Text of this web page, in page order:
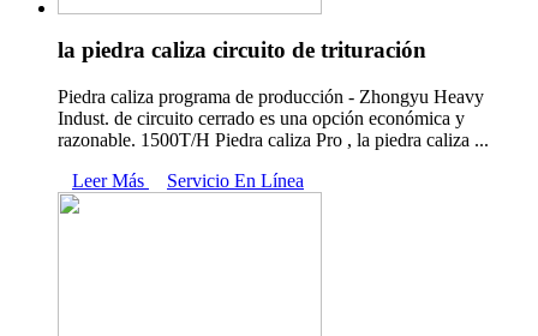
la piedra caliza circuito de trituración
Piedra caliza programa de producción - Zhongyu Heavy
Indust. de circuito cerrado es una opción económica y
razonable. 1500T/H Piedra caliza Pro , la piedra caliza ...
Leer Más
Servicio En Línea